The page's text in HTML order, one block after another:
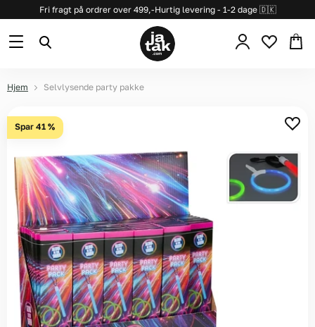
Fri fragt på ordrer over 499,-Hurtig levering - 1-2 dage 🇩🇰
Hjem Selvlysende party pakke
Spar 41 %